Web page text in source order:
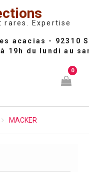
rares. Expertise
0
MACKER